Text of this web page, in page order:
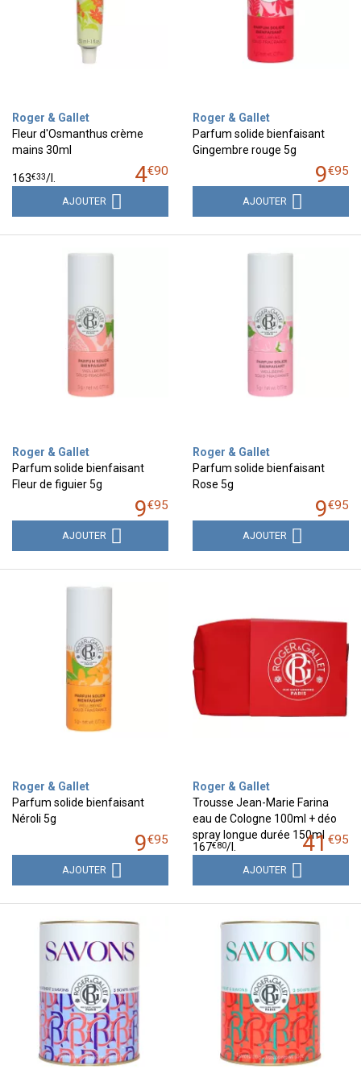
Roger & Gallet
Fleur d'Osmanthus crème
mains 30ml
4€90
163€33/
AJOUTER
Roger & Gallet
Parfum solide bienfaisant
Gingembre rouge 5g
9€95
AJOUTER
Roger & Gallet
Parfum solide bienfaisant
Fleur de figuier 5g
9€95
AJOUTER
Roger & Gallet
Parfum solide bienfaisant
Rose 5g
9€95
AJOUTER
Roger & Gallet
Parfum solide bienfaisant
Néroli 5g
9€95
AJOUTER
Roger & Gallet
Trousse Jean-Marie Farina
eau de Cologne 100ml + déo
spray longue durée 150ml
41 €95
167€80/
AJOUTER